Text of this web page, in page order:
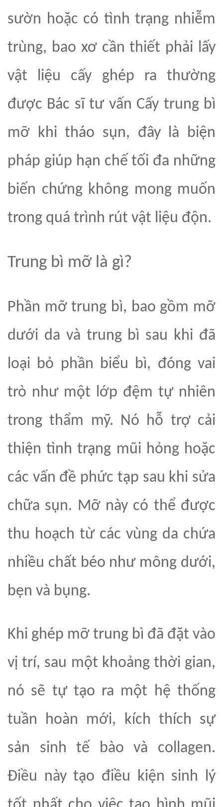
sườn hoặc có tình trạng nhiễm
trùng, bao xơ cần thiết phải lấy
vật liệu cấy ghép ra thường
được Bác sĩ tư vấn Cấy trung bì
mỡ khi tháo sụn, đâylà biện
pháp giúp hạn chế tối đa những
biến chứng không mong muốn
trong quá trình rút vật liệu độn.
Trung bì mỡ là gì?
Phần mỡ trung bì, bao gồm mỡ
dưới da và trung bì sau khi đã
loại bỏ phần biểu bì, đóng vai
trò như một lớp đệm tự nhiên
trong thẩm mỹ. Nó hỗ trợ cải
thiện tình trạng mũi hỏng hoặc
các vấn đề phức tạp sau khi sửa
chữa sụn. Mỡ này có thể được
thu hoạch từ các vùng da chứa
nhiều chất béo như mông dưới,
bẹn và bụng.
Khi ghép mỡ trung bì đã đặt vào
vị trí, sau một khoảng thời gian,
nó sẽ tự tạo ra một hệ thống
tuần hoàn mới, kích thích sự
sản sinh tế bào và collagen.
Điều này tạo điều kiện sinh lý